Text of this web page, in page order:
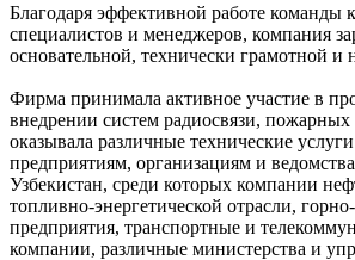
Благодаря эффективной работе
специалистов и менеджеров, компания
основательной, технически грамотной
Фирма принимала активное участие в
внедрении систем радиосвязи,
оказывала различные технические
предприятиям, организациям и
Узбекистан, среди которых компании
топливно-энергетической отрасли,
предприятия, транспортные и
компании, различные министерства и